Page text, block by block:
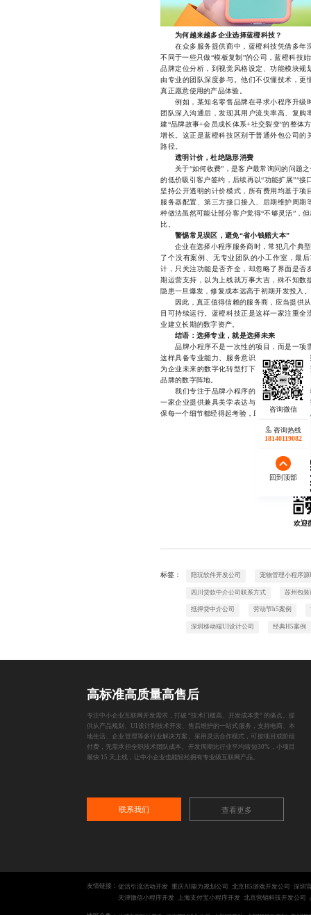
为何越来越多企业选择蓝橙科技？
在众多服务提供商中，蓝橙科技凭借多年
不同于一些只做“模板复制”的公司，蓝橙科技
品牌定位分析，到视觉风格设定、功能模块
由专业的团队深度参与。他们不仅懂技术，
真正愿意使用的产品体验。
例如，某知名零售品牌在寻求小程序升级
团队深入沟通后，发现其用户流失率高、复
建“品牌故事+会员成长体系+社交裂变”的整体
增长。这正是蓝橙科技区别于普通外包公司
路径。
透明计价，杜绝隐形消费
关于“如何收费”，是客户最常询问的问题之
的低价吸引客户签约，后续再以“功能扩展”“
坚持公开透明的计价模式，所有费用均基于
服务器配置、第三方接口接入、后期维护周
种做法虽然可能让部分客户觉得“不够灵活”，
比。
警惕常见误区，避免“省小钱赔大本”
企业在选择小程序服务商时，常犯几个典型
了个没有案例、无专业团队的小工作室，最
计，只关注功能是否齐全，却忽略了界面是
期运营支持，以为上线就万事大吉，殊不知
隐患一旦爆发，修复成本远高于初期开发投入。
因此，真正值得信赖的服务商，应当提供
目可持续运行。蓝橙科技正是这样一家注重
业建立长期的数字资产。
结语：选择专业，就是选择未来
品牌小程序不是一次性的项目，而是一项
这样具备专业能力、服务意识和行业洞察力
为企业未来的数字化转型打下坚实基础。当
品牌的数字阵地。
我们专注于品牌小程序的定制化开发，拥
一家企业提供兼具美学表达与实用价值的解
保每一个细节都经得起考验，助力品牌实现从
欢迎
标签： 陪玩软件开发公司 宠物管理小程序源
四川贷款中介公司联系方式 苏州包装
抵押贷中介公司 劳动节h5案例
深圳移动端UI设计公司 经典H5案例
咨询热线
18140119082
回到顶部
高标准高质量高售后
专注中小企业互联网开发需求，打破 “技术门槛高、开发成本贵” 的痛点。提
供从产品规划、UI设计到技术开发、售后维护的一站式服务，支持电商、本
地生活、企业管理等多行业解决方案。采用灵活合作模式，可按项目或阶段
付费，无需承担全职技术团队成本。开发周期比行业平均缩短30%，小项目
最快 15 天上线，让中小企业也能轻松拥有专业级互联网产品。
联系我们 查看更多
友情链接： 促活引流活动开发 重庆AI能力规划公司 北京H5游戏开发公司
深圳
天津微信小程序开发
上海支付宝小程序开发 北京营销科技开发公司